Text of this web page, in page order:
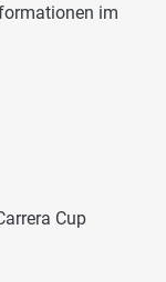
im
Cup